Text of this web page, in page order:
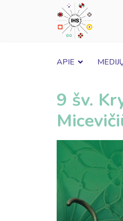
APIE
9 šv.